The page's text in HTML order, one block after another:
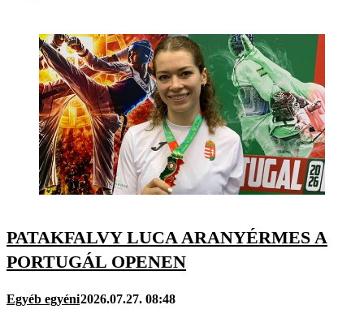
PATAKFALVY LUCA ARANYÉRMES A
PORTUGÁL OPENEN
Egyéb egyéni2026.07.27. 08:48